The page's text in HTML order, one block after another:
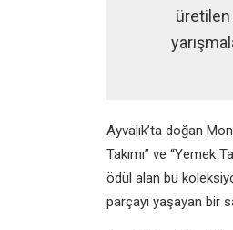
üretilen
Ayvalık’ta doğan
Takımı” ve “Yemek
ödül alan bu
parçayı yaşayan bir